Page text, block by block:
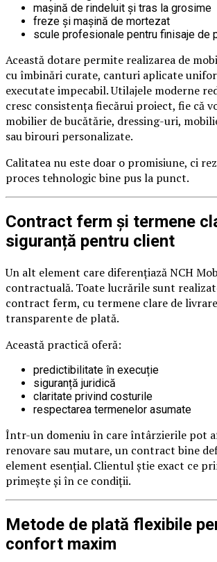
mașină de rindeluit și tras la grosime
freze și mașină de mortezat
scule profesionale pentru finisaje de
Această dotare permite realizarea de
cu îmbinări curate, canturi aplicate
executate impecabil. Utilajele moderne
cresc consistența fiecărui proiect, fie că
mobilier de bucătărie, dressing-uri,
sau birouri personalizate.
Calitatea nu este doar o promisiune, ci
proces tehnologic bine pus la punct.
Contract ferm și termene
siguranță pentru client
Un alt element care diferențiază NCH
contractuală. Toate lucrările sunt
contract ferm, cu termene clare de
transparente de plată.
Această practică oferă:
predictibilitate în execuție
siguranță juridică
claritate privind costurile
respectarea termenelor asumate
Într-un domeniu în care întârzierile pot
renovare sau mutare, un contract bine
element esențial. Clientul știe exact ce
primește și în ce condiții.
Metode de plată flexibile
confort maxim